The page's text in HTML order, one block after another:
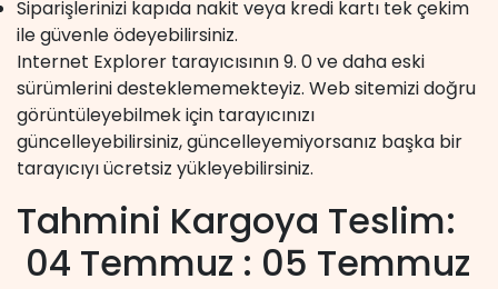
Siparişlerinizi kapıda nakit veya kredi kartı tek çekim
ile güvenle ödeyebilirsiniz.
Internet Explorer tarayıcısının 9. 0 ve daha eski
sürümlerini desteklememekteyiz. Web sitemizi doğru
görüntüleyebilmek için tarayıcınızı
güncelleyebilirsiniz, güncelleyemiyorsanız başka bir
tarayıcıyı ücretsiz yükleyebilirsiniz.
Tahmini Kargoya Teslim:
04 Temmuz : 05 Temmuz